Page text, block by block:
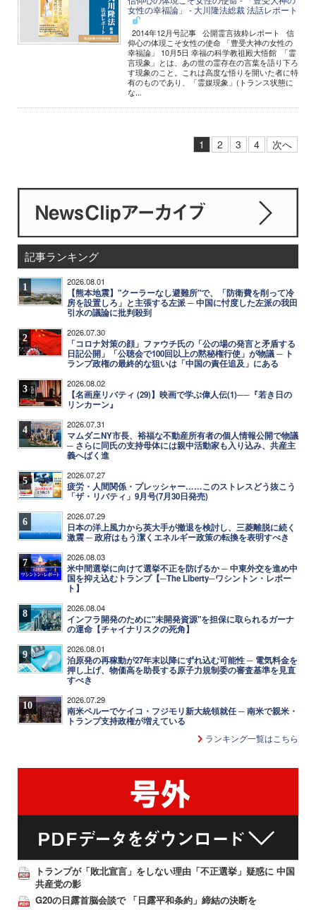
女性の幸福論」 - 大川隆法総裁 法話レポート
2014年12月号記事 公開霊言抜粋レポート 信
仰心の体現こそ女性の使命 「豊受大神の女性の
幸福論」 10月5日 幸福の科学教祖殿大悟館 「霊
言現象」とは、あの世の霊存在の言葉を語り下ろ
す現象のこと。これは高度な悟りを開いた者に特
有のものであり、「霊媒現象」(トランス状態に
な...
1 2 3 4 次へ
記事ランキング
1 2026.08.01
【熊本地震】"クーラーなし避難所"で、「防衛費を削って冷
房を設置しろ」と主張する左派 ─ 中国に忖度した左派の我田
引水の議論に批判殺到
2 2026.07.30
「コロナ対策の顔」ファウチ氏の「公の場の発言と矛盾する
日記公開」「公聴会で100回以上の黙秘権行使」が物議 ─ ト
ランプ政権の最終的な狙いは「中国の責任追及」にある
3 2026.08.02
【名画座リバティ (29)】映画で学ぶ偉人伝(1)──『若き日の
リンカーン』
4 2026.07.31
マムダニNY市長、裕福な不動産所有者の個人情報公開で物議
─ さらに同氏の支持母体には親中活動家も入り込み、共産主
義へばく進
5 2026.07.27
疲労・人間関係・プレッシャー……このストレスどう抜こう
「ザ・リバティ」9月号(7月30日発売)
6 2026.07.29
日本の洋上風力から英大手が撤退を検討し、三菱離脱に続く
激震 ─ 政府はもう潔くエネルギー政策の転換を表明すべき
7 2026.08.03
米中間選挙に向けて選挙不正を防げるか ─ 中東外交を進め中
国を抑え込むトランプ【─The Liberty─ワシントン・レポー
ト】
8 2026.08.04
インフラ開発のために"未開発資源"を担保に取られるガーナ
の運命【チャイナリスクの死角】
9 2026.08.01
泊原発の再稼動が27年末以降にずれ込む可能性 ─ 電気料金を
押し上げ、物価高を助長する原子力規制委の審査基準を見直
すべき
10 2026.07.29
南米ペルーでケイコ・フジモリ新大統領就任 ─ 南米で親米・
トランプ支持政権が増えている
ランキング一覧はこちら
トランプが「敗北宣言」をしない理由「不正選挙」疑惑に 中国
共産党の影
G20の日露首脳会談で 「日露平和条約」締結の決断を